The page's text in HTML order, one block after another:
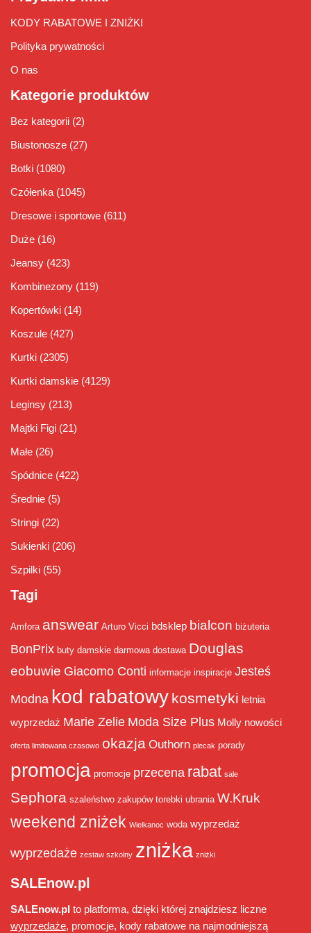
KODY RABATOWE I ZNIŻKI
Polityka prywatności
O nas
Kategorie produktów
Bez kategorii (2)
Biustonosze (27)
Botki (1080)
Czółenka (1045)
Dresowe i sportowe (611)
Duże (16)
Jeansy (423)
Kombinezony (119)
Kopertówki (14)
Koszule (427)
Kurtki (2305)
Kurtki damskie (4129)
Leginsy (213)
Majtki Figi (21)
Małe (26)
Spódnice (422)
Średnie (5)
Stringi (22)
Sukienki (206)
Szpilki (55)
Tagi
Amfora answear Arturo Vicci bdsklep bialcon biżuteria
BonPrix buty damskie darmowa dostawa Douglas
eobuwie Giacomo Conti informacje inspiracje Jesteś
Modna kod rabatowy kosmetyki letnia
wyprzedaż Marie Zelie Moda Size Plus Molly nowości
oferta limitowana czasowo okazja Outhorn plecak porady
promocja promocje przecena rabat sale
Sephora szaleństwo zakupów torebki ubrania W.Kruk
weekend zniżek Wielkanoc woda wyprzedaż
wyprzedaże zestaw szkolny zniżka zniżki
SALEnow.pl
SALEnow.pl to platforma, dzięki której znajdziesz liczne
wyprzedaże, promocje, kody rabatowe na najmodniejszą